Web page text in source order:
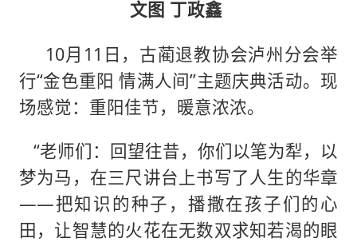
文图 丁政鑫
10月11日，古蔺退教协会泸州分会举
行“金色重阳 情满人间”主题庆典活动。现
场感觉：重阳佳节，暖意浓浓。
“老师们：回望往昔，你们以笔为犁，以
梦为马，在三尺讲台上书写了人生的华章
——把知识的种子，播撒在孩子们的心
田，让智慧的火花在无数双求知若渴的眼